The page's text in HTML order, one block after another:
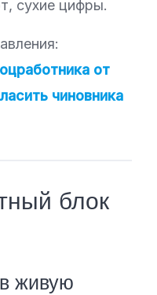
сухие цифры.
от
чиновника
блок
живую